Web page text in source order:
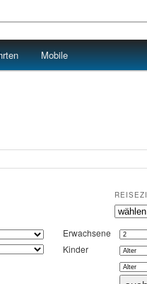
Mobile
Erwachsene
Kinder